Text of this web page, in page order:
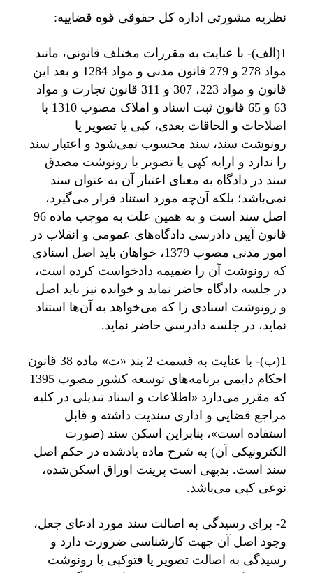
نظریه مشورتی اداره کل حقوقی قوه قضاییه:
1(الف)- با عنایت به مقررات مختلف قانونی، مانند
مواد 278 و 279 قانون مدنی و مواد 1284 و بعد این
قانون و مواد 223، 307 و 311 قانون تجارت و مواد
63 و 65 قانون ثبت اسناد و املاک مصوب 1310 با
اصلاحات و الحاقات بعدی، کپی یا تصویر یا
رونوشت سند، سند محسوب نمی‌شود و اعتبار سند
را ندارد و ارایه کپی یا تصویر یا رونوشت مصدق
سند در دادگاه به معنای اعتبار آن به عنوان سند
نمی‌باشد؛ بلکه آن‌چه مورد استناد قرار می‌گیرد،
اصل سند است و به همین علت به موجب ماده 96
قانون آیین دادرسی دادگاه‌های عمومی و انقلاب در
امور مدنی مصوب 1379، خواهان باید اصل اسنادی
که رونوشت آن را ضمیمه دادخواست کرده است،
در جلسه دادگاه حاضر نماید و خوانده نیز باید اصل
و رونوشت اسنادی را که می‌خواهد به آن‌ها استناد
نماید، در جلسه دادرسی حاضر نماید.
1(ب)- با عنایت به قسمت 2 بند «ت» ماده 38 قانون
احکام دایمی برنامه‌های توسعه کشور مصوب 1395
که مقرر می‌دارد «اطلاعات و اسناد تبدیلی در کلیه
مراجع قضایی و اداری سندیت داشته و قابل
استفاده است»، بنابراین اسکن سند (صورت
الکترونیکی آن) به شرح ماده یادشده در حکم اصل
سند است. بدیهی است پرینت اوراق اسکن‌شده،
نوعی کپی می‌باشد.
2- برای رسیدگی به اصالت سند مورد ادعای جعل،
وجود اصل آن جهت کارشناسی ضرورت دارد و
رسیدگی به اصالت تصویر یا فتوکپی یا رونوشت